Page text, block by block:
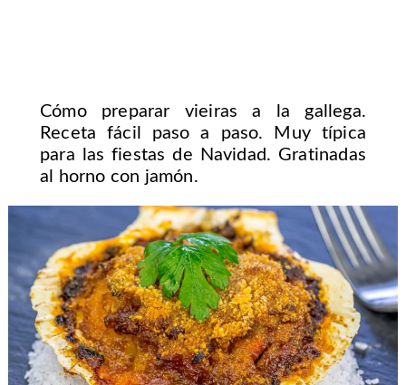
Cómo preparar vieiras a la gallega.
Receta fácil paso a paso. Muy típica
para las fiestas de Navidad. Gratinadas
al horno con jamón.